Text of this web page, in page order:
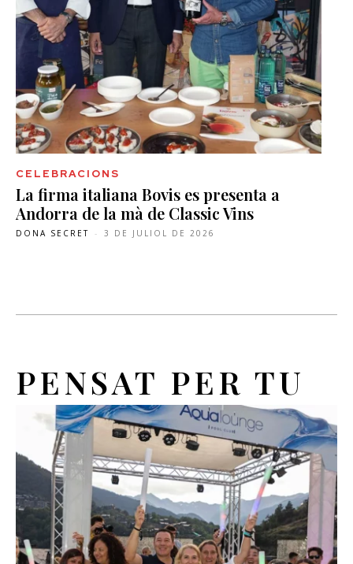
CELEBRACIONS
La firma italiana Bovis es presenta a
Andorra de la mà de Classic Vins
DONA SECRET - 3 DE JULIOL DE 2026
PENSAT PER TU